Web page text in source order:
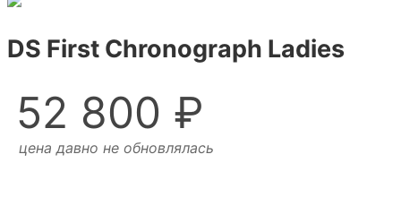
DS First Chronograph Ladies
52 800 ₽
цена давно не обновлялась